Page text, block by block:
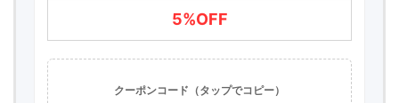
5%OFF
クーポンコード（タップでコピー）